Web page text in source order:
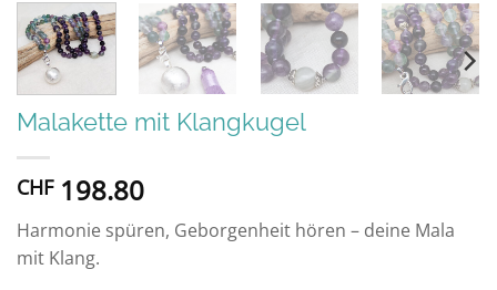
Malakette mit Klangkugel
CHF198.80
Harmonie spüren, Geborgenheit hören – deine Mala
mit Klang.